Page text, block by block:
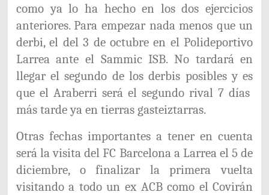
como ya lo ha hecho en los dos ejercicios
anteriores. Para empezar nada menos que un
derbi, el del 3 de octubre en el Polideportivo
Larrea ante el Sammic ISB. No tardará en
llegar el segundo de los derbis posibles y es
que el Araberri será el segundo rival 7 días
más tarde ya en tierras gasteiztarras.
Otras fechas importantes a tener en cuenta
será la visita del FC Barcelona a Larrea el 5 de
diciembre, o finalizar la primera vuelta
visitando a todo un ex ACB como el Covirán